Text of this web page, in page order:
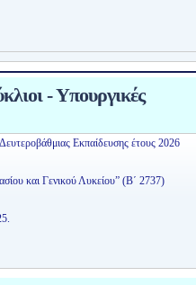
- Υπουργικές
Εκπαίδευσης έτους 2026
και Γενικού Λυκείου” (Β΄ 2737)